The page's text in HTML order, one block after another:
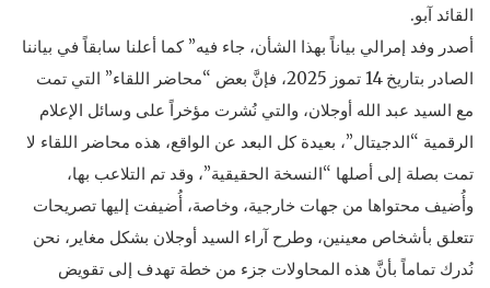
القائد آبو.
أصدر وفد إمرالي بياناً بهذا الشأن، جاء فيه” كما أعلنا سابقاً في بياننا
الصادر بتاريخ 14 تموز 2025، فإنَّ بعض “محاضر اللقاء” التي تمت
مع السيد عبد الله أوجلان، والتي نُشرت مؤخراً على وسائل الإعلام
الرقمية “الدجيتال”، بعيدة كل البعد عن الواقع، هذه محاضر اللقاء لا
تمت بصلة إلى أصلها “النسخة الحقيقية”، وقد تم التلاعب بها،
وأُضيف محتواها من جهات خارجية، وخاصة، أُضيفت إليها تصريحات
تتعلق بأشخاص معينين، وطرح آراء السيد أوجلان بشكل مغاير، نحن
نُدرك تماماً بأنَّ هذه المحاولات جزء من خطة تهدف إلى تقويض